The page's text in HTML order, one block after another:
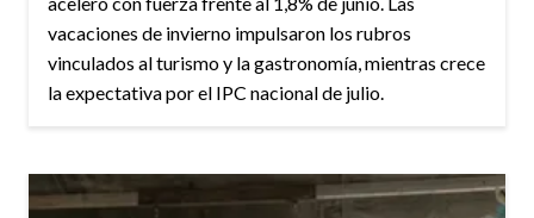
vacaciones de invierno impulsaron los rubros
vinculados al turismo y la gastronomía, mientras crece
la expectativa por el IPC nacional de julio.